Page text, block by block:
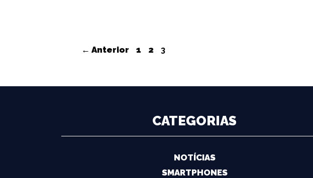
Navegação
← Anterior Página
1 Página
2 Página
3
CATEGORIAS
NOTÍCIAS
SMARTPHONES